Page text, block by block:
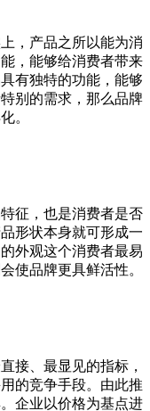
，产品之所以能为消
，能够给消费者带来
有独特的功能，能够
别的需求，那么品牌
。
征，也是消费者是否
形状本身就可形成一
外观这个消费者最易
使品牌更具鲜活性。
接、最显见的指标，
的竞争手段。由此推
企业以价格为基点进